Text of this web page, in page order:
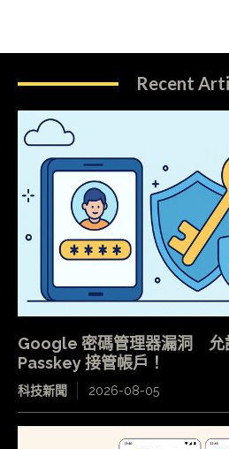
Recent
Google 密碼管理器漏洞 允
Passkey 接管帳戶！
科技新聞 2026-08-05